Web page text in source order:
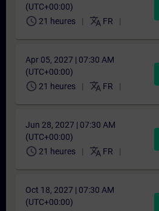
(UTC+00:00)
schedule 21 heures translate FR
Apr 05, 2027 | 07:30 AM
(UTC+00:00)
schedule 21 heures translate FR
Jun 28, 2027 | 07:30 AM
(UTC+00:00)
schedule 21 heures translate FR
Oct 18, 2027 | 07:30 AM
(UTC+00:00)